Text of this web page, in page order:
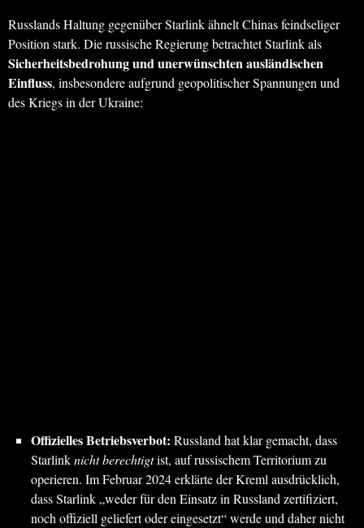
Russlands Haltung gegenüber Starlink ähnelt Chinas feindseliger
Position stark. Die russische Regierung betrachtet Starlink als
Sicherheitsbedrohung und unerwünschten ausländischen
Einfluss, insbesondere aufgrund geopolitischer Spannungen und
des Kriegs in der Ukraine:
Offizielles Betriebsverbot: Russland hat klar gemacht, dass
Starlinknicht berechtigtist, auf russischem Territorium zu
operieren. Im Februar 2024 erklärte der Kreml ausdrücklich,
dass Starlink „weder für den Einsatz in Russland zertifiziert,
noch offiziell geliefert oder eingesetzt“ werde und daher nicht